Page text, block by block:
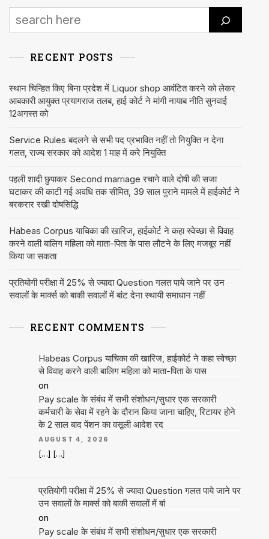
RECENT POSTS
स्थान चिन्हित किए बिना प्रदेश में Liquor shop आवंटित करने को लेकर
आबकारी आयुक्त प्रयागराज तलब, हाई कोर्ट ने मांगी नायाब नीति सुनवाई
12अगस्त को
Service Rules बदलने से सभी पद प्रभावित नहीं तो नियुक्ति न देना
गलत, राज्य सरकार को आदेश 1 माह में करे नियुक्ति
पहली शादी छुपाकर Second marriage रचाने वाले दोषी की सजा
घटाकर की काटी गई अवधि तक सीमित, 39 साल पुराने मामले में हाईकोर्ट ने
बरकरार रखी दोषसिद्धि
Habeas Corpus याचिका की खारिज, हाईकोर्ट ने कहा स्वेच्छा से विवाह
करने वाली बालिग महिला को माता-पिता के पास लौटने के लिए मजबूर नहीं
किया जा सकता
प्रतियोगी परीक्षा में 25% से ज्यादा Question गलत पाये जाने पर उन
सवालों के मार्क्स को बाकी सवालों में बांट देना स्थायी समाधान नहीं
RECENT COMMENTS
Habeas Corpus याचिका की खारिज, हाईकोर्ट ने कहा स्वेच्छा
से विवाह करने वाली बालिग महिला को माता-पिता के पास
on
Pay scale के संबंध में सभी संशोधन/सुधार एक सरकारी
कर्मचारी के सेवा में रहने के दौरान किया जाना चाहिए, रिटायर होने
के 2 साल बाद पेंशन का वसूली आदेश रद
AUGUST 4, 2026
[…] […]
प्रतियोगी परीक्षा में 25% से ज्यादा Question गलत पाये जाने पर
उन सवालों के मार्क्स को बाकी सवालों में बां
on
Pay scale के संबंध में सभी संशोधन/सुधार एक सरकारी